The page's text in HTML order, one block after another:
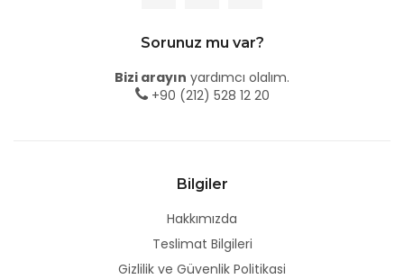
Sorunuz mu var?
Bizi arayın yardımcı olalım.
+90 (212) 528 12 20
Bilgiler
Hakkımızda
Teslimat Bilgileri
Gizlilik ve Güvenlik Politikasi